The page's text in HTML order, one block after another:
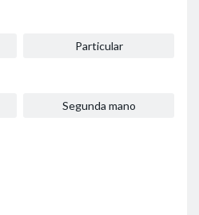
Particular
Segunda mano